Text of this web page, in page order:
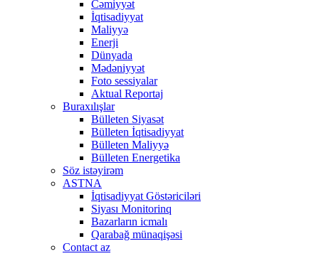
Cəmiyyət
İqtisadiyyat
Maliyyə
Enerji
Dünyada
Mədəniyyət
Foto sessiyalar
Aktual Reportaj
Buraxılışlar
Bülleten Siyasət
Bülleten İqtisadiyyat
Bülleten Maliyyə
Bülleten Energetika
Söz istəyirəm
ASTNA
İqtisadiyyat Göstəriciləri
Siyası Monitorinq
Bazarların icmalı
Qarabağ münaqişəsi
Contact az